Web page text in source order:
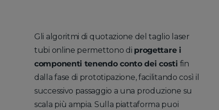
Gli algoritmi di quotazione del taglio laser
tubi online permettono di progettare i
componenti tenendo conto dei costi fin
dalla fase di prototipazione, facilitando così il
successivo passaggio a una produzione su
scala più ampia. Sulla piattaforma puoi